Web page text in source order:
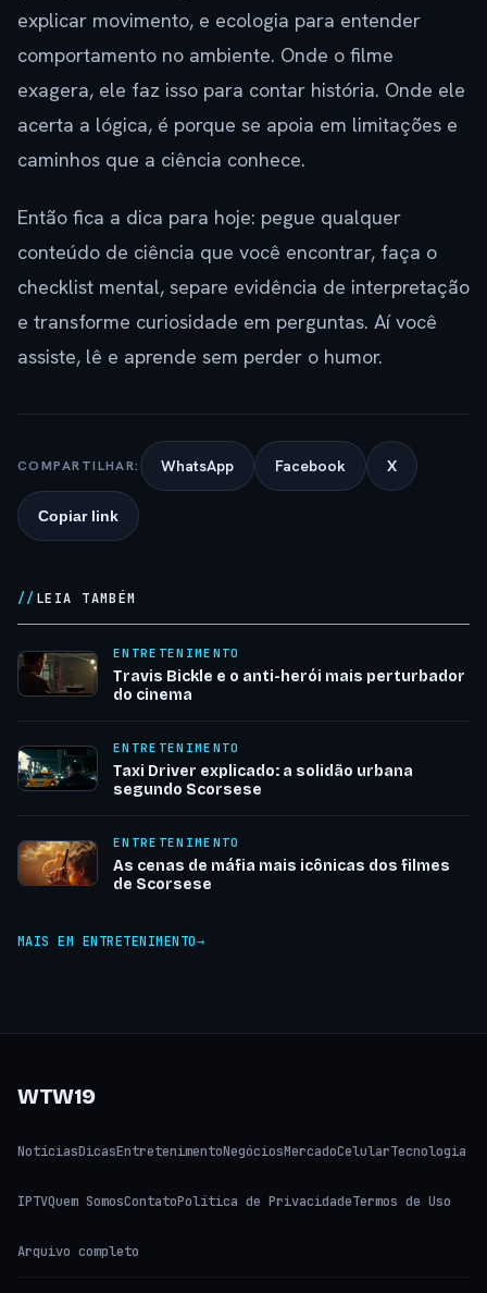
explicar movimento, e ecologia para entender
comportamento no ambiente. Onde o filme
exagera, ele faz isso para contar história. Onde ele
acerta a lógica, é porque se apoia em limitações e
caminhos que a ciência conhece.
Então fica a dica para hoje: pegue qualquer
conteúdo de ciência que você encontrar, faça o
checklist mental, separe evidência de interpretação
e transforme curiosidade em perguntas. Aí você
assiste, lê e aprende sem perder o humor.
COMPARTILHAR: WhatsApp Facebook X
Copiar link
LEIA TAMBÉM
ENTRETENIMENTO
Travis Bickle e o anti-herói mais perturbador
do cinema
ENTRETENIMENTO
Taxi Driver explicado: a solidão urbana
segundo Scorsese
ENTRETENIMENTO
As cenas de máfia mais icônicas dos filmes
de Scorsese
MAIS EM ENTRETENIMENTO
WTW19
NotíciasDicasEntretenimentoNegóciosMercadoCelularTecnologia
IPTVQuem SomosContatoPolítica de PrivacidadeTermos de Uso
Arquivo completo